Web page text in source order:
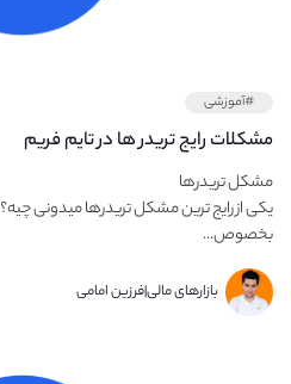
#آموزشی
مشکلات رایج تریدر ها در تایم فریم
مشکل تریدرها
یکی از رایج ترین مشکل تریدرها میدونی چیه؟
بخصوص...
بازارهای مالی|فرزین امامی